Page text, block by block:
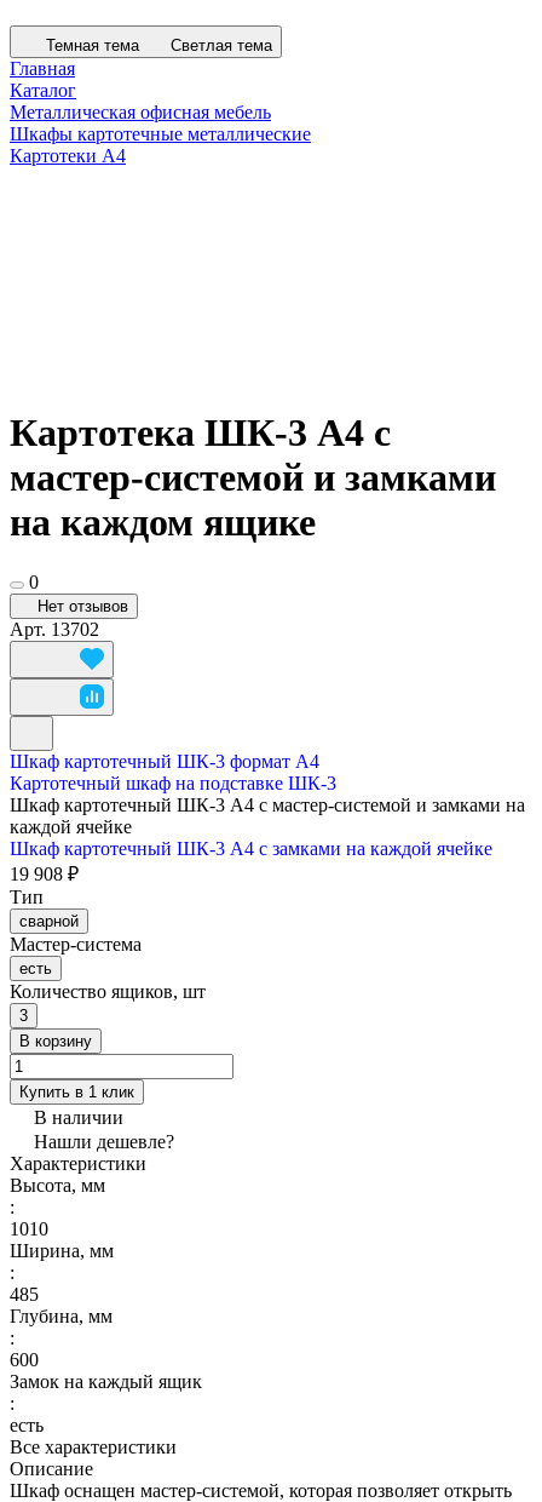
Темная тема Светлая тема
Главная
Каталог
Металлическая офисная мебель
Шкафы картотечные металлические
Картотеки А4
Картотека ШК-3 А4 с
мастер-системой и замками
на каждом ящике
0
Нет отзывов
Арт. 13702
Шкаф картотечный ШК-3 формат А4
Картотечный шкаф на подставке ШК-3
Шкаф картотечный ШК-3 А4 с мастер-системой и замками на
каждой ячейке
Шкаф картотечный ШК-3 А4 с замками на каждой ячейке
19 908 ₽
Тип
сварной
Мастер-система
есть
Количество ящиков, шт
3
В корзину
Купить в 1 клик
В наличии
Нашли дешевле?
Характеристики
Высота, мм
:
1010
Ширина, мм
:
485
Глубина, мм
:
600
Замок на каждый ящик
:
есть
Все характеристики
Описание
Шкаф оснащен мастер-системой, которая позволяет открыть